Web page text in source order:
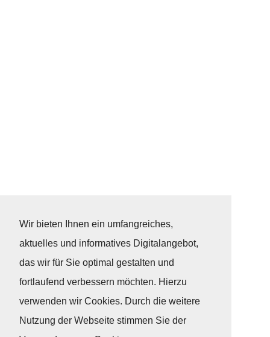
Wir bieten Ihnen ein umfangreiches,
aktuelles und informatives Digitalangebot,
das wir für Sie optimal gestalten und
fortlaufend verbessern möchten. Hierzu
verwenden wir Cookies. Durch die weitere
Nutzung der Webseite stimmen Sie der